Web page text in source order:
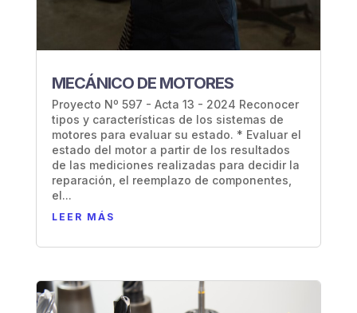
MECÁNICO DE MOTORES
Proyecto Nº 597 - Acta 13 - 2024 Reconocer
tipos y características de los sistemas de
motores para evaluar su estado. * Evaluar el
estado del motor a partir de los resultados
de las mediciones realizadas para decidir la
reparación, el reemplazo de componentes,
el...
LEER MÁS